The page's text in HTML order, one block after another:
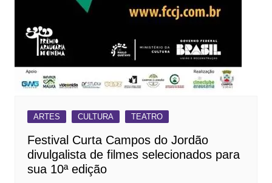
ARTES CULTURA TEATRO
Festival Curta Campos do Jordão
divulgalista de filmes selecionados para
sua 10ª edição